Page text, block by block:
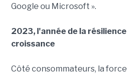
Google ou Microsoft ».
2023, l'année de la
croissance
Côté consommateurs, la